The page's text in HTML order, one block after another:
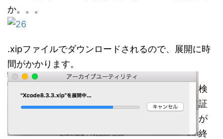
か。。。
.xipファイルでダウンロードされるので、展開に時
間がかかります。
検
証
が
終